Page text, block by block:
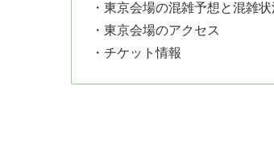
・東京会場の混雑予想と混雑状
・東京会場のアクセス
・チケット情報